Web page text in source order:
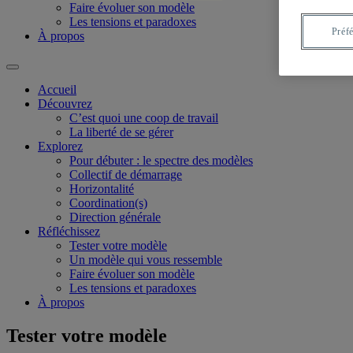
Faire évoluer son modèle
Les tensions et paradoxes
À propos
Accueil
Découvrez
C’est quoi une coop de travail
La liberté de se gérer
Explorez
Pour débuter : le spectre des modèles
Collectif de démarrage
Horizontalité
Coordination(s)
Direction générale
Réfléchissez
Tester votre modèle
Un modèle qui vous ressemble
Faire évoluer son modèle
Les tensions et paradoxes
À propos
Tester votre modèle